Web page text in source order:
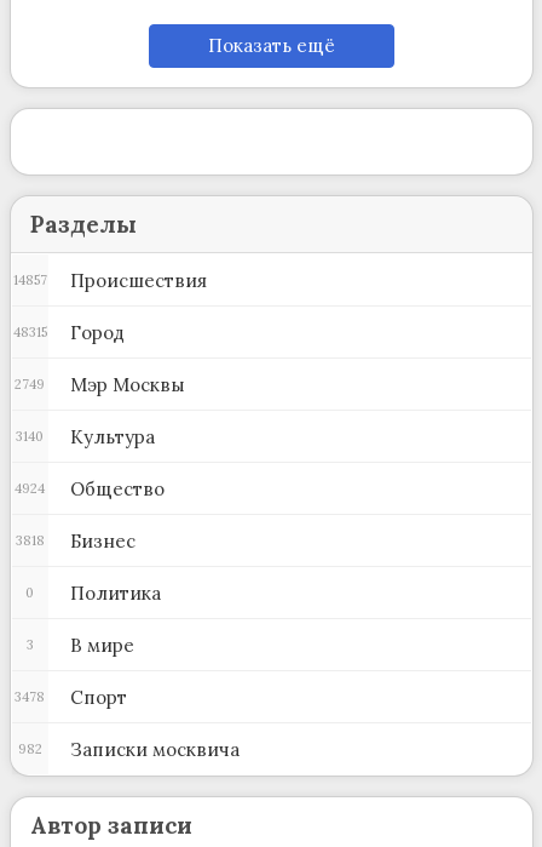
Показать ещё
Разделы
Происшествия
14857
Город
48315
Мэр Москвы
2749
Культура
3140
Общество
4924
Бизнес
3818
Политика
0
В мире
3
Спорт
3478
Записки москвича
982
Автор записи